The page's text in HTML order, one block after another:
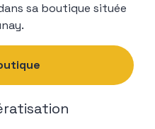
sa boutique située